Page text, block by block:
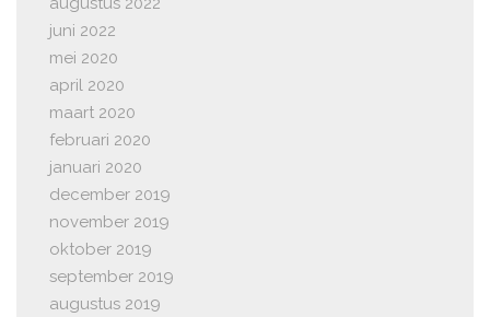
juni 2022
mei 2020
april 2020
maart 2020
februari 2020
januari 2020
december 2019
november 2019
oktober 2019
september 2019
augustus 2019